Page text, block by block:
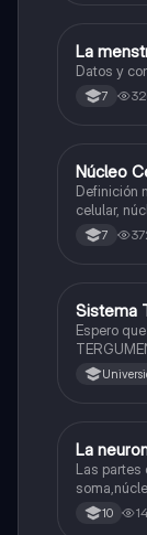
Biologia
La
Datos y
7
Biologia
Núcleo
Definición núcleo
celular,
Interfase
7
Biologia
Sistema
Espero
Biologia
La
Las partes
10